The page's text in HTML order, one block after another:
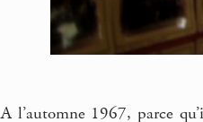
A l’automne 1967, parce